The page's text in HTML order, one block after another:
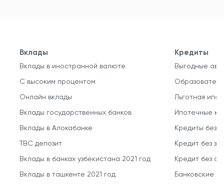
Вклады
Вклады в иностранной валюте
С высоким процентом
Онлайн вклады
Вклады государственных банков
Вклады в Алокабанке
TBC депозит
Вклады в банках узбекистана 2021 год
Вклады в ташкенте 2021 год
Кредиты
Выгодные
Льготная
Ипотечные
Кредиты без
Кредит без
Кредит без
Банковские